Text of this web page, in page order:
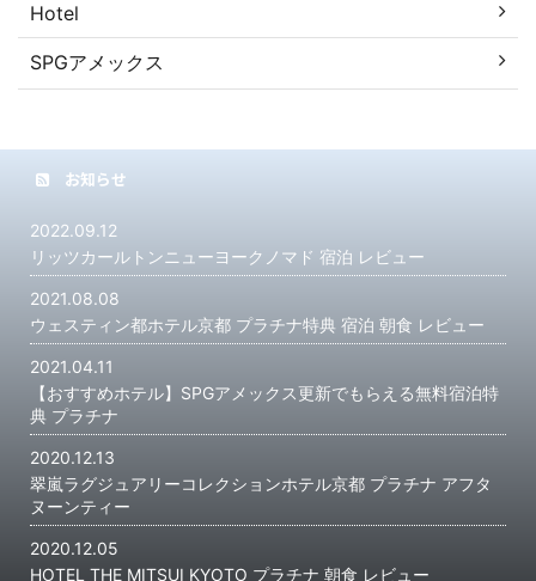
Hotel
SPGアメックス
お知らせ
2022.09.12
リッツカールトンニューヨークノマド 宿泊 レビュー
2021.08.08
ウェスティン都ホテル京都 プラチナ特典 宿泊 朝食 レビュー
2021.04.11
【おすすめホテル】SPGアメックス更新でもらえる無料宿泊特
典 プラチナ
2020.12.13
翠嵐ラグジュアリーコレクションホテル京都 プラチナ アフタ
ヌーンティー
2020.12.05
HOTEL THE MITSUI KYOTO プラチナ 朝食 レビュー